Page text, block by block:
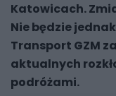
Katowicach.
Nie będzie
Transport GZM
aktualnych
podróżami.